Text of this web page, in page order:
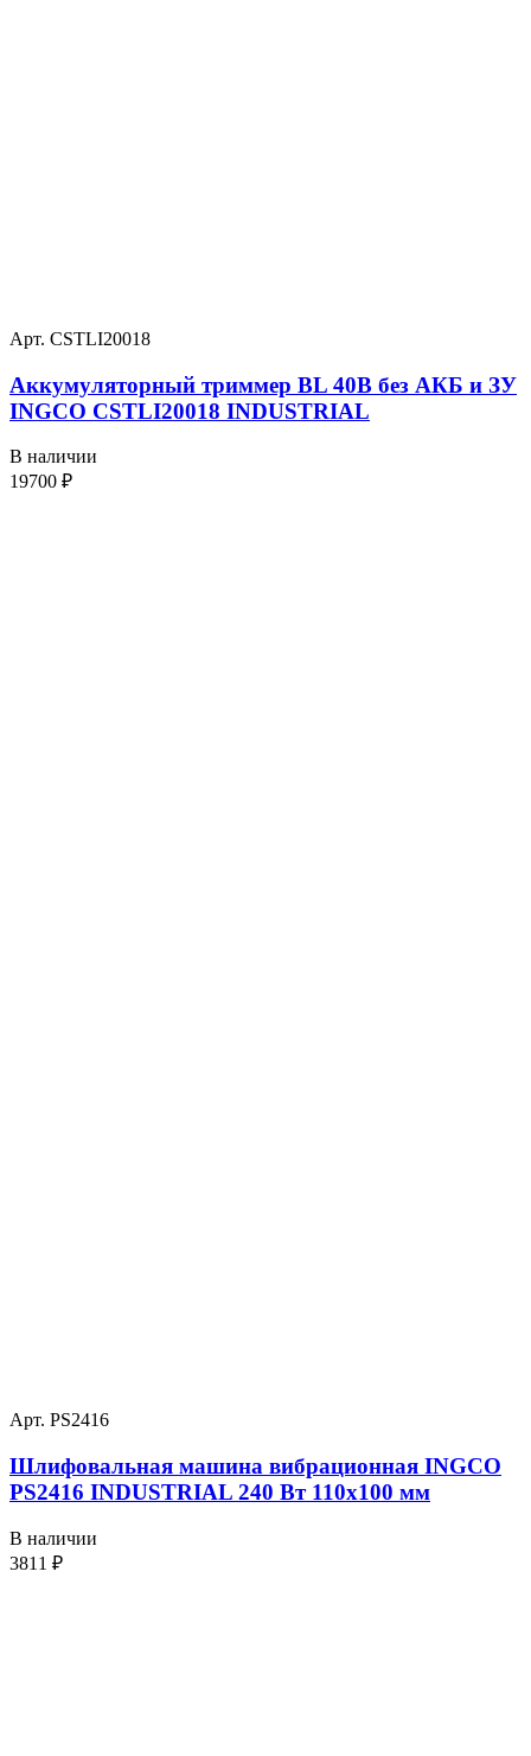
Арт. CSTLI20018
Аккумуляторный триммер BL 40В без АКБ и ЗУ
INGCO CSTLI20018 INDUSTRIAL
В наличии
19700 ₽
Арт. PS2416
Шлифовальная машина вибрационная INGCO
PS2416 INDUSTRIAL 240 Вт 110х100 мм
В наличии
3811 ₽